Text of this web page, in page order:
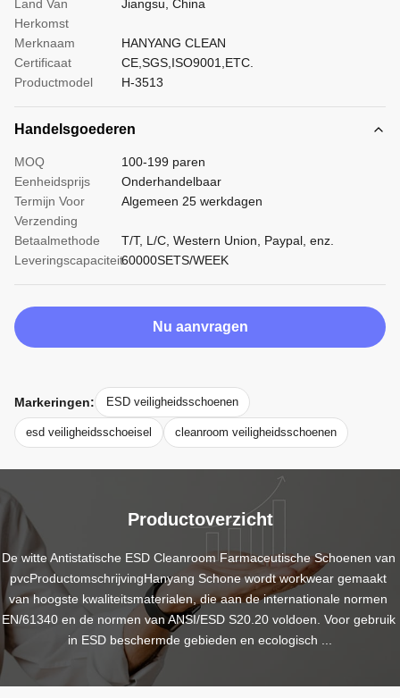
Land Van
Herkomst
Jiangsu, China
Merknaam
HANYANG CLEAN
Certificaat
CE,SGS,ISO9001,ETC.
Productmodel
H-3513
Handelsgoederen
MOQ
100-199 paren
Eenheidsprijs
Onderhandelbaar
Termijn Voor
Verzending
Algemeen 25 werkdagen
Betaalmethode
T/T, L/C, Western Union, Paypal, enz.
Leveringscapaciteit60000SETS/WEEK
Nu aanvragen
Markeringen: ESD veiligheidsschoenen
esd veiligheidsschoeisel cleanroom veiligheidsschoenen
Productoverzicht
De witte Antistatische ESD Cleanroom Farmaceutische Schoenen van
pvcProductomschrijvingHanyang Schone wordt workwear gemaakt
van hoogste kwaliteitsmaterialen, die aan de internationale normen
EN/61340 en de normen van ANSI/ESD S20.20 voldoen. Voor gebruik
in ESD beschermde gebieden en ecologisch ...